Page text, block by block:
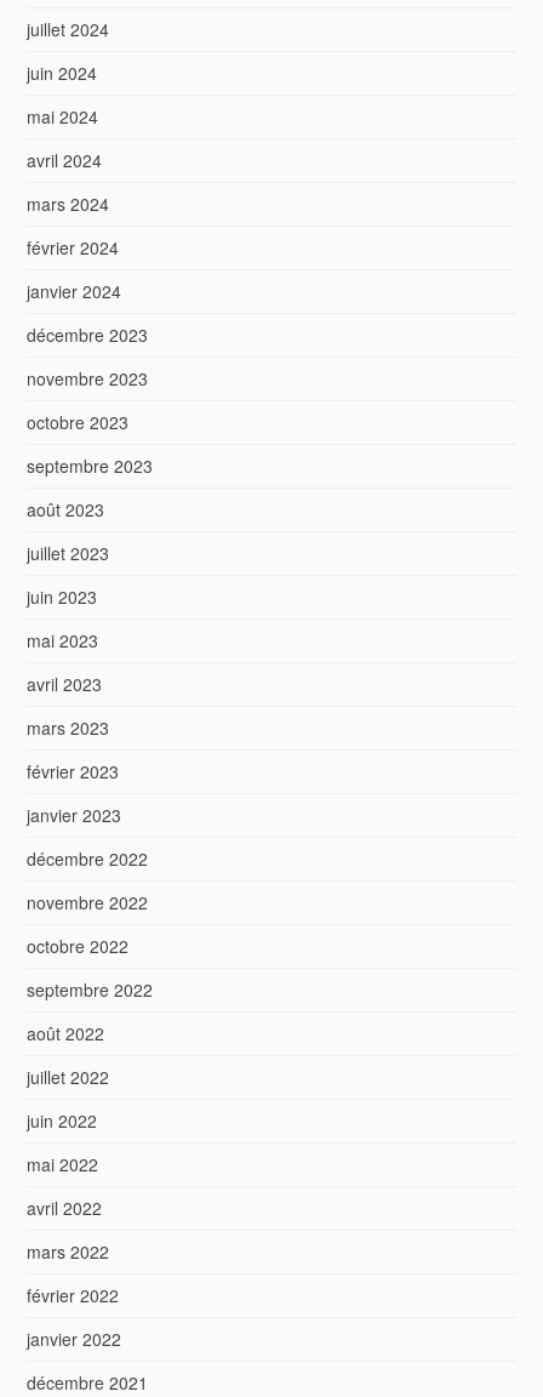
juillet 2024
juin 2024
mai 2024
avril 2024
mars 2024
février 2024
janvier 2024
décembre 2023
novembre 2023
octobre 2023
septembre 2023
août 2023
juillet 2023
juin 2023
mai 2023
avril 2023
mars 2023
février 2023
janvier 2023
décembre 2022
novembre 2022
octobre 2022
septembre 2022
août 2022
juillet 2022
juin 2022
mai 2022
avril 2022
mars 2022
février 2022
janvier 2022
décembre 2021